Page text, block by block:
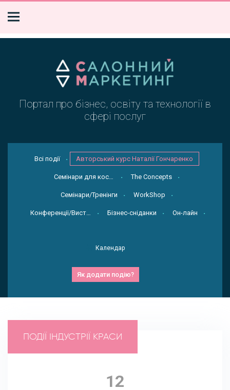
Портал про бізнес, освіту та технології в
сфері послуг
Всі події Авторський курс Наталії Гончаренко
Семінари для косметологів The Concepts
Семінари/Тренінги WorkShop
Бізнес-сніданки Он-лайн
Календар
Як додати подію?
ПОДІЇ ІНДУСТРІЇ КРАСИ
12